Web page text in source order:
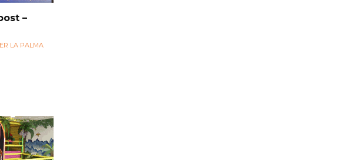
–
LA PALMA